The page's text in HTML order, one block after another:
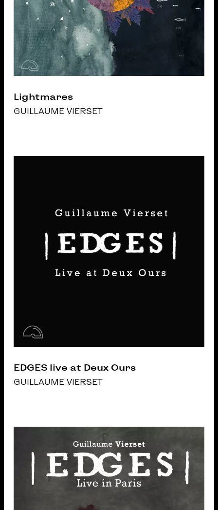
Lightmares
GUILLAUME VIERSET
EDGES live at Deux Ours
GUILLAUME VIERSET